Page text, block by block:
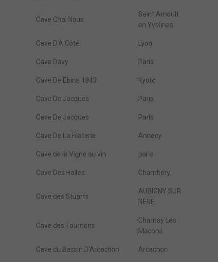
Cave Chai Nous
Saint Arnoult
en Yvelines
Cave D'À Côté Lyon
Cave Davy Paris
Cave De Ebina 1843 Kyoto
Cave De Jacques Paris
Cave De Jacques Paris
Cave De La Filaterie Annecy
Cave de la Vigne au vin paris
Cave Des Halles Chambéry
Cave des Stuarts
AUBIGNY SUR
NERE
Cave des Tournons
Charnay Les
Macons
Cave du Bassin D'Arcachon Arcachon